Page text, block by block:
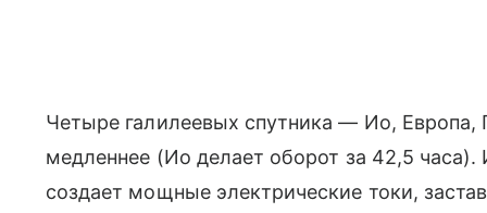
Четыре галилеевых спутника — Ио,
медленнее (Ио делает оборот за 42,5
создает мощные электрические токи,